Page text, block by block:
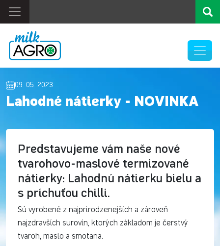
09. 05. 2023
Lahodné nátierky - NOVINKA
Predstavujeme vám naše nové
tvarohovo-maslové termizované
nátierky: Lahodnú nátierku bielu a
s príchuťou chilli.
Sú vyrobené z najprirodzenejších a zároveň
najzdravších surovín, ktorých základom je čerstvý
tvaroh, maslo a smotana.